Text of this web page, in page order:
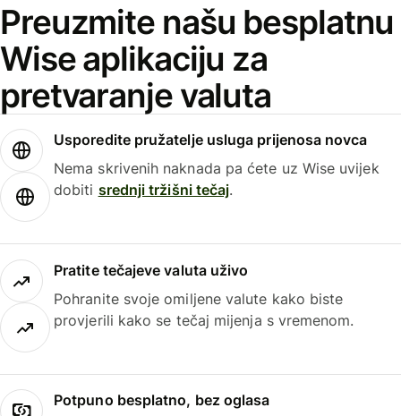
Preuzmite našu besplatnu
Wise aplikaciju za
pretvaranje valuta
Usporedite pružatelje usluga prijenosa novca
Nema skrivenih naknada pa ćete uz Wise uvijek
dobiti srednji tržišni tečaj.
Pratite tečajeve valuta uživo
Pohranite svoje omiljene valute kako biste
provjerili kako se tečaj mijenja s vremenom.
Potpuno besplatno, bez oglasa